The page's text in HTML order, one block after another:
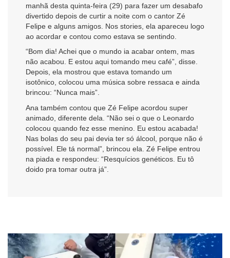
manhã desta quinta-feira (29) para fazer um desabafo
divertido depois de curtir a noite com o cantor Zé
Felipe e alguns amigos. Nos stories, ela apareceu logo
ao acordar e contou como estava se sentindo.
“Bom dia! Achei que o mundo ia acabar ontem, mas
não acabou. E estou aqui tomando meu café”, disse.
Depois, ela mostrou que estava tomando um
isotônico, colocou uma música sobre ressaca e ainda
brincou: “Nunca mais”.
Ana também contou que Zé Felipe acordou super
animado, diferente dela. “Não sei o que o Leonardo
colocou quando fez esse menino. Eu estou acabada!
Nas bolas do seu pai devia ter só álcool, porque não é
possível. Ele tá normal”, brincou ela. Zé Felipe entrou
na piada e respondeu: “Resquícios genéticos. Eu tô
doido pra tomar outra já”.